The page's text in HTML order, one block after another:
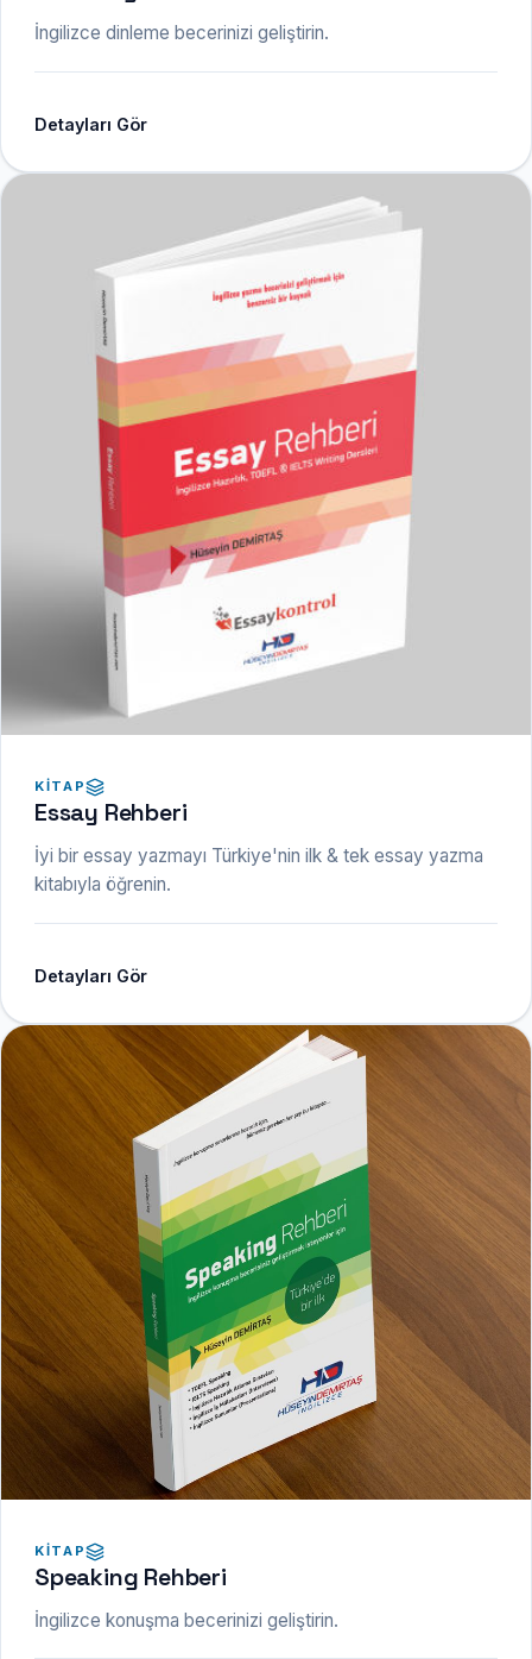
İngilizce dinleme becerinizi geliştirin.
Detayları Gör
KITAP
Essay Rehberi
İyi bir essay yazmayı Türkiye'nin ilk & tek essay yazma
kitabıyla öğrenin.
Detayları Gör
KITAP
Speaking Rehberi
İngilizce konuşma becerinizi geliştirin.